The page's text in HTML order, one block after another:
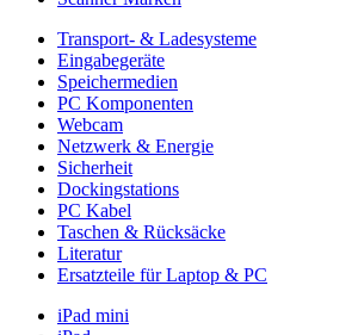
Transport- & Ladesysteme
Eingabegeräte
Speichermedien
PC Komponenten
Webcam
Netzwerk & Energie
Sicherheit
Dockingstations
PC Kabel
Taschen & Rücksäcke
Literatur
Ersatzteile für Laptop & PC
iPad mini